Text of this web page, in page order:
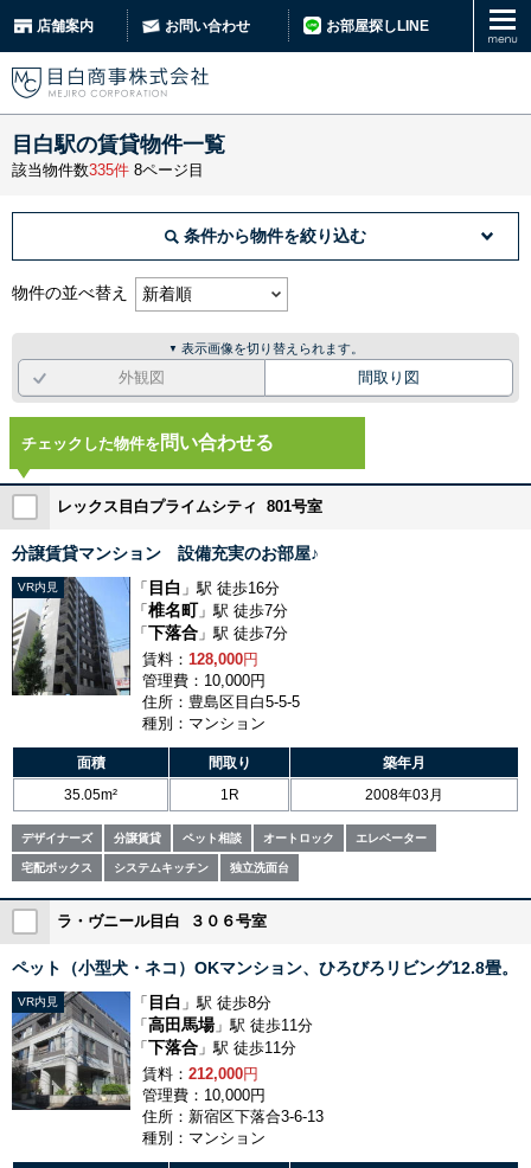
店舗案内 お問い合わせ お部屋探しLINE
目白駅の賃貸物件一覧
該当物件数335件 8ページ目
条件から物件を絞り込む
物件の並べ替え
▼ 表示画像を切り替えられます。
外観図 間取り図
チェックした物件を問い合わせる
レックス目白プライムシティ 801号室
分譲賃貸マンション 設備充実のお部屋♪
VR内見 「 目白 」駅 徒歩16分
「 椎名町 」駅 徒歩7分
「 下落合 」駅 徒歩7分
賃料： 128,000円
管理費：10,000円
住所：豊島区目白5-5-5
種別：マンション
面積 間取り
築年月
35.05m²
1R 2008年03月
デザイナーズ 分譲賃貸 ペット相談 オートロック エレベーター
宅配ボックス システムキッチン 独立洗面台
ラ・ヴニール目白 ３０６号室
ペット（小型犬・ネコ）OKマンション、ひろびろリビング12.8畳。
VR内見 「 目白 」駅 徒歩8分
「 高田馬場」駅 徒歩11分
「 下落合 」駅 徒歩11分
賃料： 212,000円
管理費：10,000円
住所：新宿区下落合3-6-13
種別：マンション